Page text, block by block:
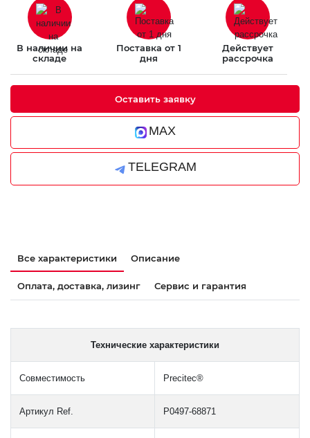
В наличии на
складе
Поставка от 1
дня
Действует
рассрочка
Оставить заявку
MAX
TELEGRAM
Все характеристики Описание
Оплата, доставка, лизинг Сервис и гарантия
Технические характеристики
Совместимость Precitec®
Артикул Ref. P0497-68871